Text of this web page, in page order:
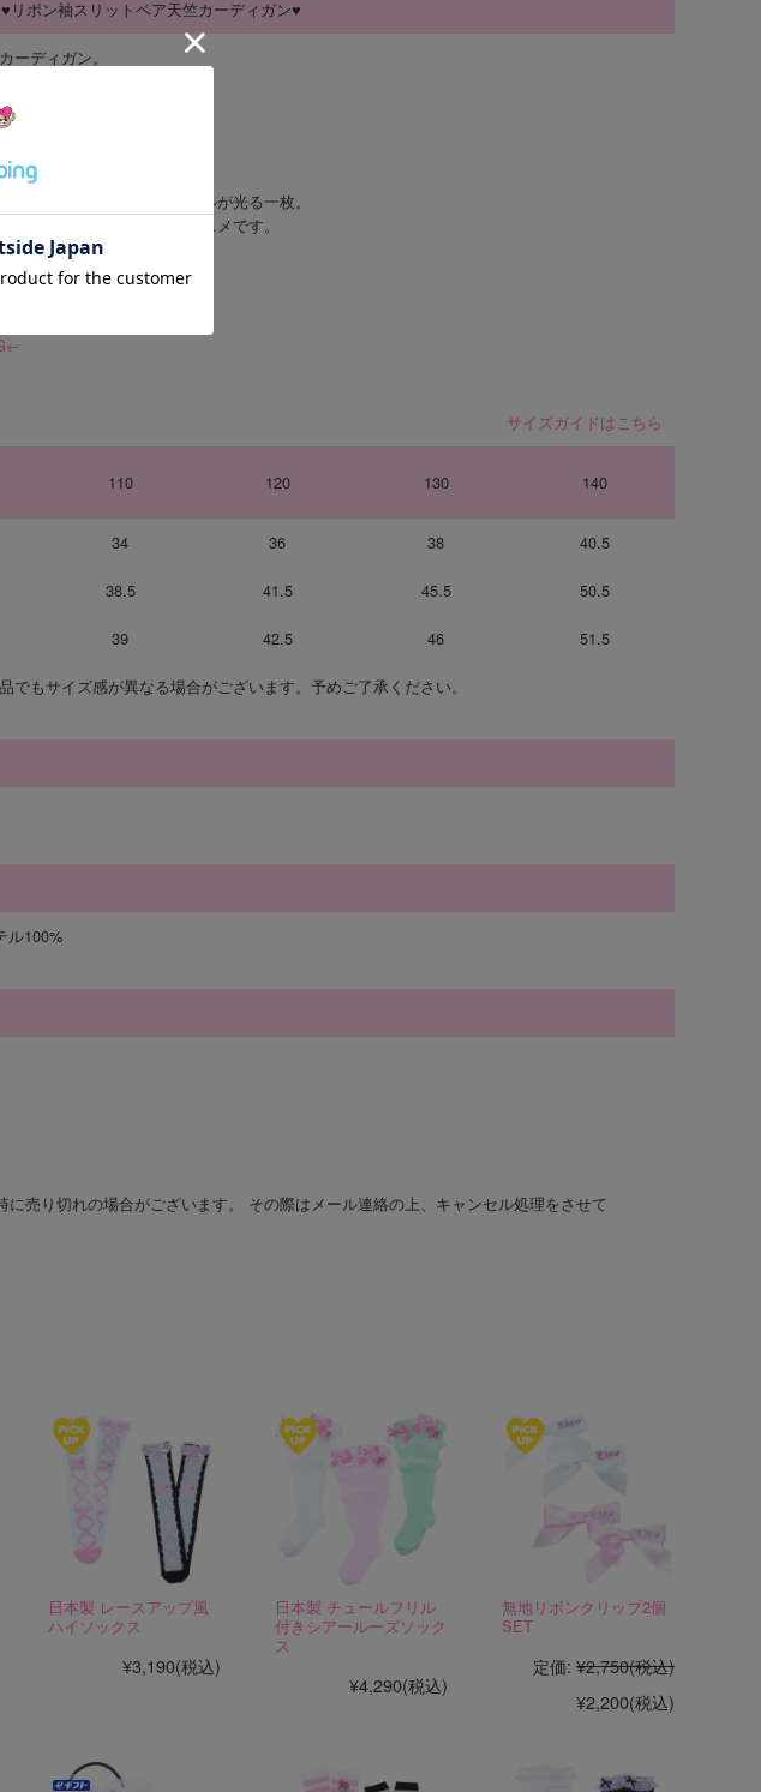
♥リボン袖スリットベア天竺カーディガン♥
ーディガン。
います。
ワッペン。
きます。
らアースマジックスタイルが光る一枚。
や夏の冷房対策にもオススメです。
デニムフレアスカート
サイズガイドはこちら
110 120 130 140
34 36 38 40.5
38.5 41.5 45.5 50.5
39 42.5 46 51.5
でもサイズ感が異なる場合がございます。予めご了承ください。
ル100%
売り切れの場合がございます。 その際はメール連絡の上、キャンセル処理をさせて
日本製 レースアップ風
ハイソックス
¥3,190(税込)
日本製 チュールフリル
付きシアールーズソック
ス
¥4,290(税込)
無地リボンクリップ2個
SET
定価: ¥2,750(税込)
¥2,200(税込)